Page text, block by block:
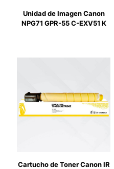
Unidad de Imagen Canon
NPG71 GPR-55 C-EXV51 K
Cartucho de Toner Canon IR